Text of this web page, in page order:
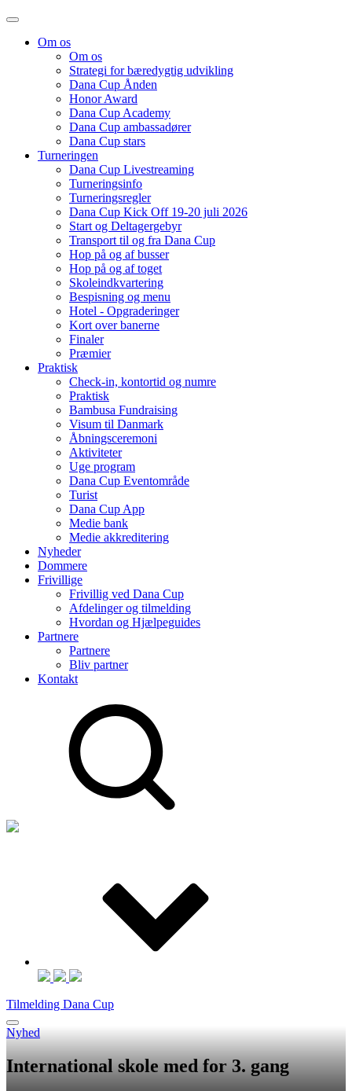
Om os
Om os
Strategi for bæredygtig udvikling
Dana Cup Ånden
Honor Award
Dana Cup Academy
Dana Cup ambassadører
Dana Cup stars
Turneringen
Dana Cup Livestreaming
Turneringsinfo
Turneringsregler
Dana Cup Kick Off 19-20 juli 2026
Start og Deltagergebyr
Transport til og fra Dana Cup
Hop på og af busser
Hop på og af toget
Skoleindkvartering
Bespisning og menu
Hotel - Opgraderinger
Kort over banerne
Finaler
Præmier
Praktisk
Check-in, kontortid og numre
Praktisk
Bambusa Fundraising
Visum til Danmark
Åbningsceremoni
Aktiviteter
Uge program
Dana Cup Eventområde
Turist
Dana Cup App
Medie bank
Medie akkreditering
Nyheder
Dommere
Frivillige
Frivillig ved Dana Cup
Afdelinger og tilmelding
Hvordan og Hjælpeguides
Partnere
Partnere
Bliv partner
Kontakt
Tilmelding Dana Cup
Nyhed
International skole med for 3. gang